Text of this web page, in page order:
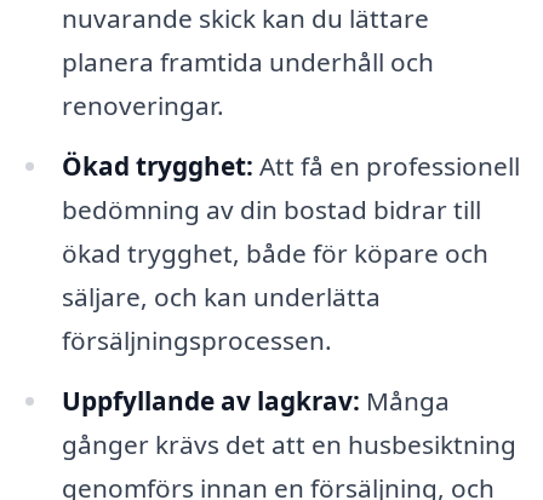
nuvarande skick kan du lättare
planera framtida underhåll och
renoveringar.
Ökad trygghet: Att få en professionell
bedömning av din bostad bidrar till
ökad trygghet, både för köpare och
säljare, och kan underlätta
försäljningsprocessen.
Uppfyllande av lagkrav: Många
gånger krävs det att en husbesiktning
genomförs innan en försäljning, och